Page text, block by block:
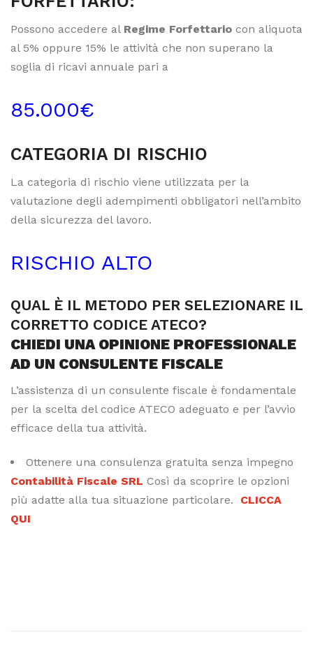
Possono accedere al Regime Forfettario con aliquota
al 5% oppure 15% le attività che non superano la
soglia di ricavi annuale pari a
85.000€
CATEGORIA DI RISCHIO
La categoria di rischio viene utilizzata per la
valutazione degli adempimenti obbligatori nell’ambito
della sicurezza del lavoro.
RISCHIO ALTO
QUAL È IL METODO PER SELEZIONARE IL
CORRETTO CODICE ATECO?
CHIEDI UNA OPINIONE PROFESSIONALE
AD UN CONSULENTE FISCALE
L’assistenza di un consulente fiscale è fondamentale
per la scelta del codice ATECO adeguato e per l’avvio
efficace della tua attività.
Ottenere una consulenza gratuita senza impegno
Contabilità Fiscale SRL Così da scoprire le opzioni
più adatte alla tua situazione particolare. CLICCA
QUI